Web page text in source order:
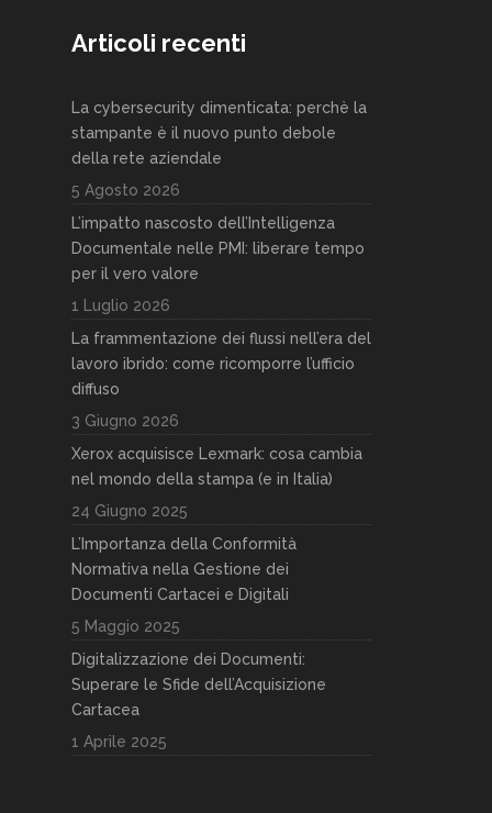
Articoli recenti
La cybersecurity dimenticata: perchè la
stampante è il nuovo punto debole
della rete aziendale
5 Agosto 2026
L’impatto nascosto dell’Intelligenza
Documentale nelle PMI: liberare tempo
per il vero valore
1 Luglio 2026
La frammentazione dei flussi nell’era del
lavoro ibrido: come ricomporre l’ufficio
diffuso
3 Giugno 2026
Xerox acquisisce Lexmark: cosa cambia
nel mondo della stampa (e in Italia)
24 Giugno 2025
L’Importanza della Conformità
Normativa nella Gestione dei
Documenti Cartacei e Digitali
5 Maggio 2025
Digitalizzazione dei Documenti:
Superare le Sfide dell’Acquisizione
Cartacea
1 Aprile 2025